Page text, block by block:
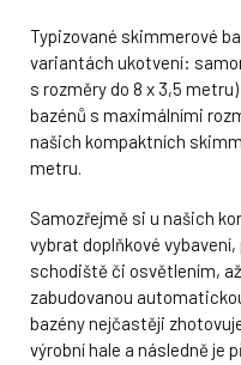
Typizované skimmerové
variantách ukotvení:
s rozměry do 8 x 3,5
bazénů s maximálními
našich kompaktních
metru.
Samozřejmě si u našich
vybrat doplňkové
schodiště či osvětlením,
zabudovanou
bazény nejčastěji
výrobní hale a následně je